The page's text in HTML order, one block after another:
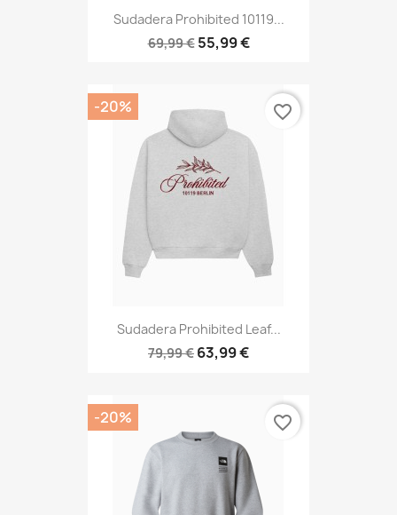
Sudadera Prohibited 10119...
69,99 € 55,99 €
Sudadera Prohibited Leaf...
79,99 € 63,99 €
-20% favorite_border
-20% favorite_border